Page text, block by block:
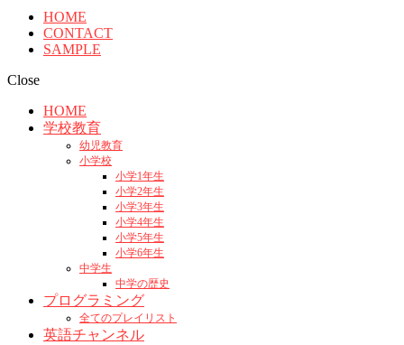
HOME
CONTACT
SAMPLE
Close
HOME
学校教育
幼児教育
小学校
小学1年生
小学2年生
小学3年生
小学4年生
小学5年生
小学6年生
中学生
中学の歴史
プログラミング
全てのプレイリスト
英語チャンネル